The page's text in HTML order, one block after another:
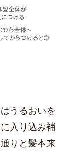
はうるおいを
入り込み補
りと髪本来